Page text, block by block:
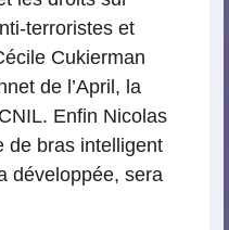
terroristes et
Cukierman
de l’April, la
Enfin Nicolas
de bras intelligent
développée, sera